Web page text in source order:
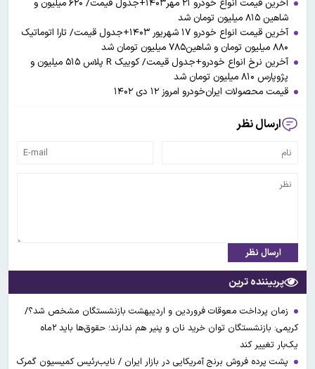
آخرین قیمت انواع خودرو ۲۱ مهر۱۴۰۳+جدول قیمت/ ۶۲۰ میلیون و
شاهین ۸۱۵ میلیون تومان شد
آخرین قیمت انواع خودرو ۱۷ شهریور ۱۴۰۳+جدول قیمت/ تارا اتوماتیک
۸۸۰ میلیون تومان و شاهین۷۸۵ میلیون تومان شد
آخرین نرخ انواع خودرو+جدول قیمت/ کوییک R پلاس ۵۱۵ میلیون و
پژوپارس ۸۱۰ میلیون تومان شد
قیمت محصولات ایران‌خودرو امروز ۱۲ دی ۱۴۰۲
ارسال نظر
ارسال نظر
پربیننده ترین
زمان پرداخت معوقات فروردین و اردیبهشت بازنشستگان مشخص شد؟/
کریمی: بازنشستگان توان خرید نان و پنیر هم ندارند؛ حقوق‌ها باید ۲ماه
یک‌بار تغییر کند
پشت پرده فروش برنج آمریکایی در بازار ایران / نایب‌رئیس کمیسیون گمرک